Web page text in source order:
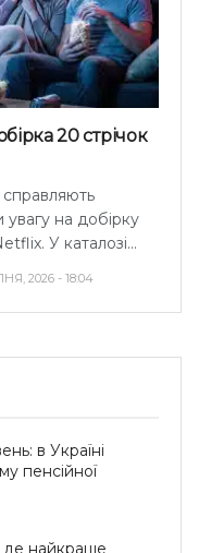
20 стрічок
на добірку
У каталозі...
2026 - 18:04
в Україні
пенсійної
де найкраще